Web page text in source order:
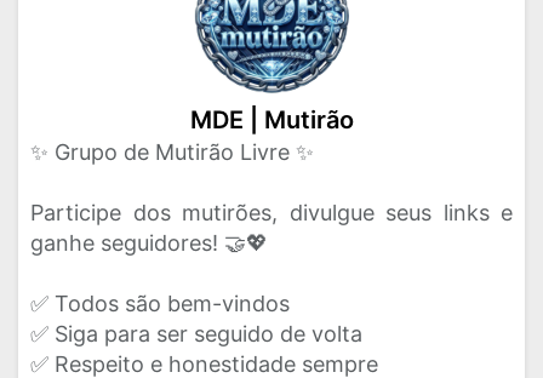
MDE | Mutirão
✨ Grupo de Mutirão Livre ✨
Participe dos mutirões, divulgue seus links e
ganhe seguidores! 🤝💖
✅ Todos são bem-vindos
✅ Siga para ser seguido de volta
✅ Respeito e honestidade sempre